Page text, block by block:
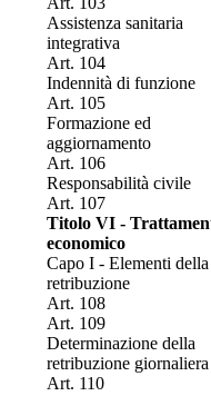
Assistenza sanitaria
integrativa
Art. 104
Indennità di funzione
Art. 105
Formazione ed
aggiornamento
Art. 106
Responsabilità civile
Art. 107
Titolo VI -
economico
Capo I - Elementi della
retribuzione
Art. 108
Art. 109
Determinazione della
retribuzione giornaliera
Art. 110